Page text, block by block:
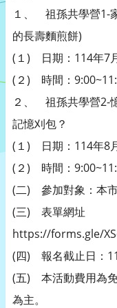
１、 祖孫共學營1-
的長壽麵煎餅)
(１) 日期：114年7
(２) 時間：
２、 祖孫共學營2-
記憶刈包？
(１) 日期：114年8
(２) 時間：
(二) 參加對象：本市
(三) 表單網址
https://forms.gle/
(四) 報名截止日：
(五) 本活動費用為
為主。